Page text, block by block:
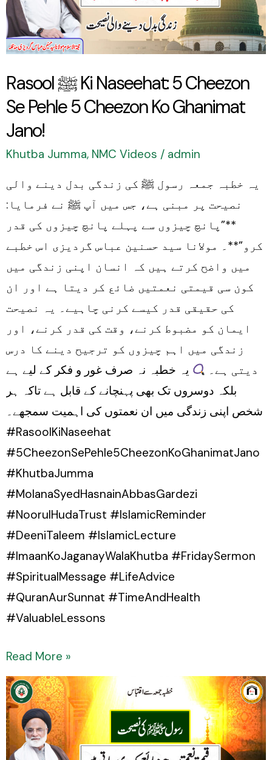
Rasool ﷺ Ki Naseehat: 5 Cheezon
Se Pehle 5 Cheezon Ko Ghanimat
Jano!
Khutba Jumma, NMC Videos / admin
یہ خطبہ جمعہ رسول ﷺ کی زندگی بدل دینے والی
نصیحت پر مبنی ہے، جس میں آپ ﷺ نے فرمایا:
**”پانچ چیزوں سے پہلے پانچ چیزوں کی قدر
کرو”**۔ مولانا سید حسنین عباس گردیزی اس خطبے
میں واضح کرتے ہیں کہ انسان اپنی زندگی میں
کون سی قیمتی نعمتیں ضائع کر دیتا ہے اور ان
کی حقیقی قدر کیسے کرنی چاہیے۔ یہ نصیحت
ایمان کو مضبوط کرنے، وقت کی قدر کرنے، اور
زندگی میں اہم چیزوں کو ترجیح دینے کا درس
دیتی ہے۔
یہ خطبہ نہ صرف غور و فکر کے لیے ہے
بلکہ دوسروں تک بھی پہنچانے کے قابل ہے تاکہ ہر
شخص اپنی زندگی میں ان نعمتوں کی اہمیت سمجھے۔
#RasoolKiNaseehat
#5CheezonSePehle5CheezonKoGhanimatJano
#KhutbaJumma
#MolanaSyedHasnainAbbasGardezi
#NoorulHudaTrust #IslamicReminder
#DeeniTaleem #IslamicLecture
#ImaanKoJaganayWalaKhutba #FridaySermon
#SpiritualMessage #LifeAdvice
#QuranAurSunnat #TimeAndHealth
#ValuableLessons
Cheezon
Se
5
Cheezon
Ko
Read More »
Do
Qeemati
Naimatein
Jo